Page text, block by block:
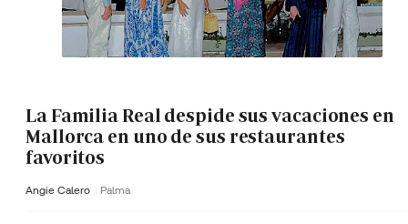
La Familia Real despide sus vacaciones en
Mallorca en uno de sus restaurantes
favoritos
Angie Calero Palma